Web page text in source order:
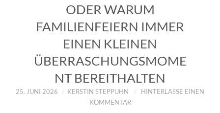
ZUM SHOP
DATENSCHUTZERKLÄRUNG
ODER WARUM
FAMILIENFEIERN IMMER
EINEN KLEINEN
ÜBERRASCHUNGSMOME
NT BEREITHALTEN
25. JUNI 2026 KERSTIN STEPPUHN
HINTERLASSE EINEN
KOMMENTAR